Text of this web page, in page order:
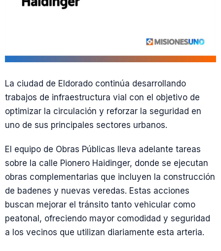
La ciudad de Eldorado continúa desarrollando
trabajos de infraestructura vial con el objetivo de
optimizar la circulación y reforzar la seguridad en
uno de sus principales sectores urbanos.
El equipo de Obras Públicas lleva adelante tareas
sobre la calle Pionero Haidinger, donde se ejecutan
obras complementarias que incluyen la construcción
de badenes y nuevas veredas. Estas acciones
buscan mejorar el tránsito tanto vehicular como
peatonal, ofreciendo mayor comodidad y seguridad
a los vecinos que utilizan diariamente esta arteria.